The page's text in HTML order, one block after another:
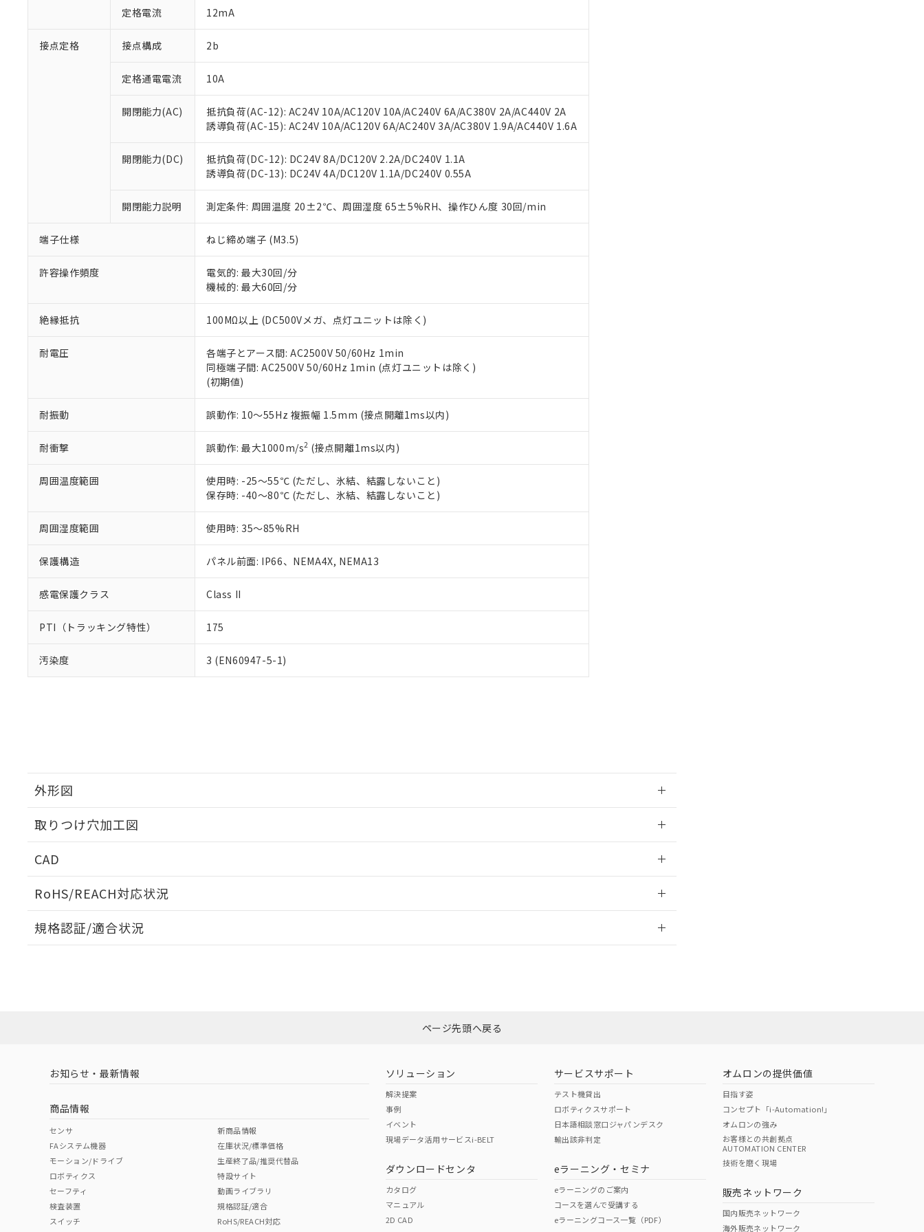
定格電流 12mA
接点定格 接点構成 2b
定格通電電流 10A
開閉能力(AC)
抵抗負荷(AC-12): AC24V 10A/AC120V 10A/AC240V 6A/AC380V 2A/AC440V 2A
誘導負荷(AC-15): AC24V 10A/AC120V 6A/AC240V 3A/AC380V 1.9A/AC440V 1.6A
開閉能力(DC)
抵抗負荷(DC-12): DC24V 8A/DC120V 2.2A/DC240V 1.1A
誘導負荷(DC-13): DC24V 4A/DC120V 1.1A/DC240V 0.55A
開閉能力説明 測定条件: 周囲温度 20±2℃、周囲湿度 65±5%RH、操作ひん度 30回/min
端子仕様 ねじ締め端子 (M3.5)
許容操作頻度
電気的: 最大30回/分
機械的: 最大60回/分
絶縁抵抗 100MΩ以上 (DC500Vメガ、点灯ユニットは除く)
耐電圧
各端子とアース間: AC2500V 50/60Hz 1min
同極端子間: AC2500V 50/60Hz 1min (点灯ユニットは除く)
(初期値)
耐振動 誤動作: 10～55Hz 複振幅 1.5mm (接点開離1ms以内)
耐衝撃 誤動作: 最大1000m/s2 (接点開離1ms以内)
周囲温度範囲
使用時: -25～55℃ (ただし、氷結、結露しないこと)
保存時: -40～80℃ (ただし、氷結、結露しないこと)
周囲湿度範囲 使用時: 35～85%RH
保護構造 パネル前面: IP66、NEMA4X, NEMA13
感電保護クラス Class II
PTI（トラッキング特性） 175
汚染度 3 (EN60947-5-1)
外形図
取りつけ穴加工図
CAD
RoHS/REACH対応状況
EU RoHS 注意事項・凡例
ダウンロードはこちら
中国 RoHS 注意事項・凡例
中国 RoHS表
Pb Hg Cr(VI)
O O
規格認証/適合状況
（イギリス
（ノルウェー
（日本
（アメリカ
この製品の規格認証/適合状況ページへ
その他の認証はこちらのページからご検索ください
い。
正式な納期状況および標準価格はお客様のお取引先、またはお客様担当のオムロン制御機器販売店・
当社販売員にご相談ください。
オムロン制御機器販売店や当社販売拠点は「販売ネットワーク
」をご確認ください。
在庫状況および標準価格結果を当社の事前の承諾なく第三者に漏洩または開示しないようお願いしま
す。
マイパーツ機能（部品リスト作成サービス）をご利用いただくには、I-Webメンバーズにご登録され
お客様が当ウェブサイト上で当社にご登録された部品リストについて、当社および当社の共同利用者
が、当社の製品・サービスに関するお客様との取引・商談に必要な範囲で利用することをご了承くだ
さい。
※当社の共同利用者とは、"個人情報の共同利用に関して"
の「1.共同利用者の範囲」に記載されて
いる法人を指します。
但し、RoHS指令で産業用監視および制御機器に対する適用除外項目は除く。
※2 対応予定月
部品在庫の切り替え状況などにより、予定月が前後することがあります。
※3 非含有証明書ダウンロード
下記の非含有証明書をダウンロードすることができます。
EU RoHS指令（10物質）の非含有証明書
51物質の非含有証明書（当社基準）
※本証明書は発行日時点で非含有を証明するもので、過去に遡って非含有を証明するものではありません。
また、RoHS指令のフタル酸エステル類４物質の対応では、対応完了までの期間は出荷製品に未対応品が
混在することから備考欄に対応日を記載しておりました。
り割愛しております。
「○」：最大均質材料含有率が中国RoHSの基準値以下であることを示します。
「×」：最大均質材料含有率が中国RoHSの基準値を超えていることを示します。
*中国RoHS10物質の基準値 (GB/T26572)：
Pb(鉛) :1000ppm、 Hg(水銀) : 1000ppm、 Cd(カドミウム) : 100ppm、
Cr(Ⅵ)(六価クロム) : 1000ppm、 PBBs(ポリ臭化ビフェニル類) : 1000ppm、 PBDEs(ポリ臭化ジフェニルエーテル類) : 1000ppm、
DBP(フタル酸ジブチル) : 1000ppm、 DIBP(フタル酸ジイソブチル) : 1000ppm、 BBP(フタル酸ブチルベンジル) : 1000ppm、
DEHP(フタル酸ビス(2-エチルヘキシル)) : 1000ppm
※2 環境保護使用期限
「ｅ」：有害物質（10物質）のすべてが基準値以下であることを示します。
「10」：通常の使用状況下において有害物質が外部に漏えいし、環境に深刻な影響を及ぼさない年数を意
味します。
当社は、これら貴社製品のうち、外国為替および外国貿易法に定める商品（以下｢規制貨物等」とい
当社は貴社製品を、核兵器、ミサイル、化学兵器、生物兵器またはその他武器並びにこれらの製造装
置等に一切使用いたしません。
当社は、貴社製品を第三者に販売する場合は、上記1、2および3の内容を当該第三者に通知します。
また当社は、販売先および販売に係わる関係者が違法に輸出するおそれがある場合は、取り引きをい
たしません。
号
○ 一定数以上の在庫あり
△ 一定数には満たないが在庫あり
－
在庫なし(最新の在庫状況については、お客様のお取引先、またはお客様担当のオムロン制御
機器販売店・当社販売員にご確認ください)
空
白
受注生産機種、また在庫状況の情報を公開していない機種
ページ先頭へ戻る
お知らせ・最新情報
商品情報
センサ
FAシステム機器
モーション/ドライブ
ロボティクス
セーフティ
検査装置
スイッチ
新商品情報
在庫状況/標準価格
生産終了品/推奨代替品
特設サイト
動画ライブラリ
規格認証/適合
RoHS/REACH対応
ソリューション
解決提案
事例
イベント
現場データ活用サービスi-BELT
ダウンロードセンタ
カタログ
マニュアル
2D CAD
サービスサポート
テスト機貸出
ロボティクスサポート
日本語相談窓口ジャパンデスク
輸出該非判定
eラーニング・セミナ
eラーニングのご案内
コースを選んで受講する
eラーニングコース一覧（PDF）
オムロンの提供価値
目指す姿
コンセプト「i-Automation!」
オムロンの強み
お客様との共創拠点
AUTOMATION CENTER
技術を磨く現場
販売ネットワーク
国内販売ネットワーク
海外販売ネットワーク